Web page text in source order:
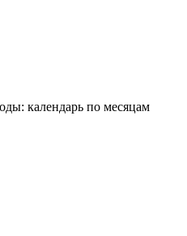
календарь по месяцам